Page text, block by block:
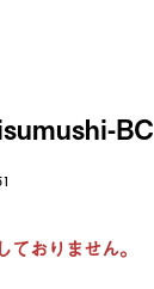
BC
おりません。